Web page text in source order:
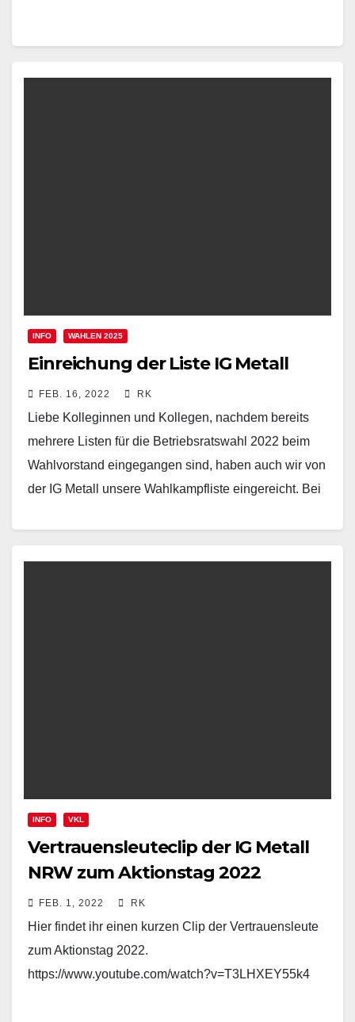
INFO WAHLEN 2025
Einreichung der Liste IG Metall
FEB. 16, 2022 RK
Liebe Kolleginnen und Kollegen, nachdem bereits
mehrere Listen für die Betriebsratswahl 2022 beim
Wahlvorstand eingegangen sind, haben auch wir von
der IG Metall unsere Wahlkampfliste eingereicht. Bei
INFO VKL
Vertrauensleuteclip der IG Metall
NRW zum Aktionstag 2022
FEB. 1, 2022 RK
Hier findet ihr einen kurzen Clip der Vertrauensleute
zum Aktionstag 2022.
https://www.youtube.com/watch?v=T3LHXEY55k4